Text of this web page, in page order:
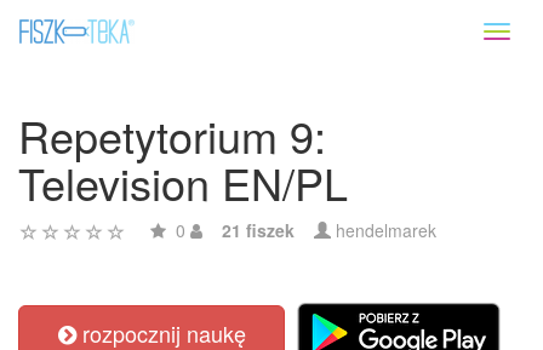
Repetytorium 9:
Television EN/PL
0 21 fiszek hendelmarek
rozpocznij naukę